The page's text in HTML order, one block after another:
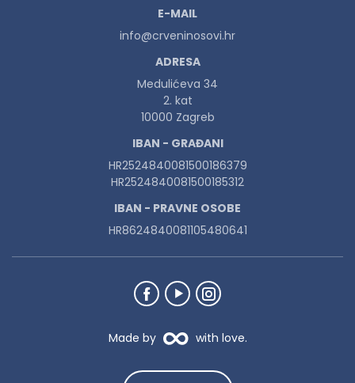
E-MAIL
info@crveninosovi.hr
ADRESA
Medulićeva 34
2. kat
10000 Zagreb
IBAN - GRAĐANI
HR2524840081500186379
HR2524840081500185312
IBAN - PRAVNE OSOBE
HR8624840081105480641
Made by with love.